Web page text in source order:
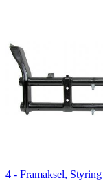
4 - Framaksel, Styring